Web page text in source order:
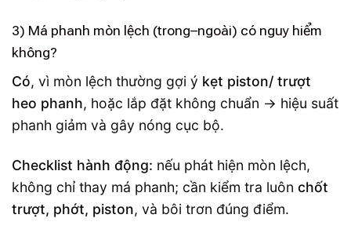
3) Má phanh mòn lệch (trong–ngoài) có nguy hiểm
không?
Có, vì mòn lệch thường gợi ý kẹt piston/ trượt
heo phanh, hoặc lắp đặt không chuẩn → hiệu suất
phanh giảm và gây nóng cục bộ.
Checklist hành động: nếu phát hiện mòn lệch,
không chỉ thay má phanh; cần kiểm tra luôn chốt
trượt, phớt, piston, và bôi trơn đúng điểm.